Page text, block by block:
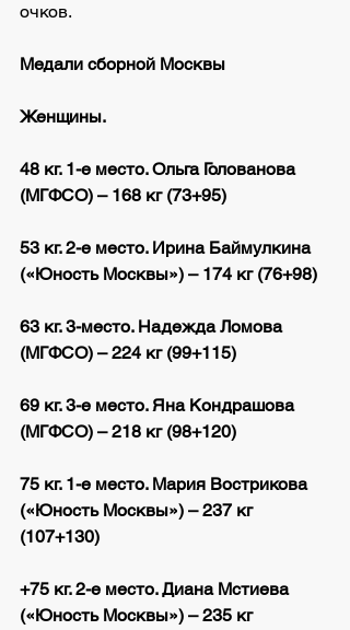
очков.
Медали сборной Москвы
Женщины.
48 кг. 1-е место. Ольга Голованова
(МГФСО) – 168 кг (73+95)
53 кг. 2-е место. Ирина Баймулкина
(«Юность Москвы») – 174 кг (76+98)
63 кг. 3-место. Надежда Ломова
(МГФСО) – 224 кг (99+115)
69 кг. 3-е место. Яна Кондрашова
(МГФСО) – 218 кг (98+120)
75 кг. 1-е место. Мария Вострикова
(«Юность Москвы») – 237 кг
(107+130)
+75 кг. 2-е место. Диана Мстиева
(«Юность Москвы») – 235 кг